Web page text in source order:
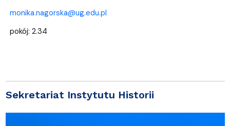
monika.nagorska@ug.edu.pl
pokój: 2.34
Sekretariat Instytutu Historii